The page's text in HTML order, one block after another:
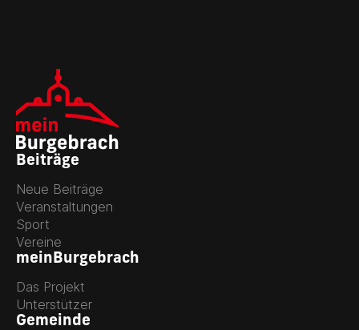
Beiträge
Neue Beiträge
Veranstaltungen
Sport
Vereine
meinBurgebrach
Das Projekt
Unterstützer
Gemeinde